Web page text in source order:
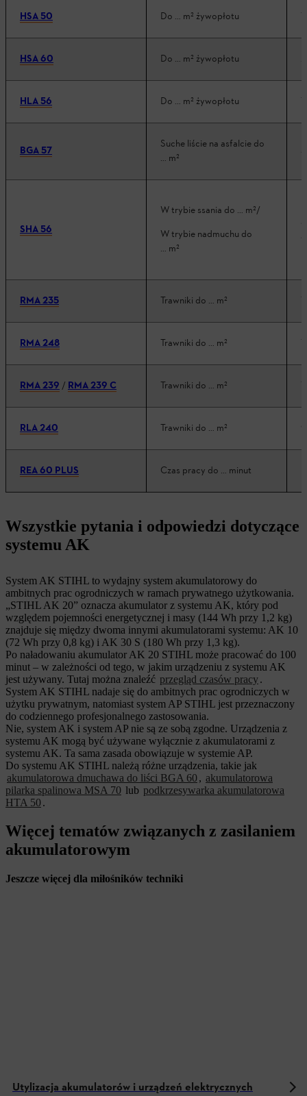
HSA 50 Do … m² żywopłotu
HSA 60 Do … m² żywopłotu
HLA 56 Do … m² żywopłotu
BGA 57
Suche liście na asfalcie do
… m²
SHA 56
W trybie ssania do … m²/
W trybie nadmuchu do
… m²
RMA 235 Trawniki do … m²
RMA 248 Trawniki do … m²
RMA 239 / RMA 239 C Trawniki do … m²
RLA 240 Trawniki do … m²
REA 60 PLUS Czas pracy do … minut
Wszystkie pytania i odpowiedzi dotyczące
systemu AK
System AK STIHL to wydajny system akumulatorowy do
ambitnych prac ogrodniczych w ramach prywatnego użytkowania.
„STIHL AK 20” oznacza akumulator z systemu AK, który pod
względem pojemności energetycznej i masy (144 Wh przy 1,2 kg)
znajduje się między dwoma innymi akumulatorami systemu: AK 10
(72 Wh przy 0,8 kg) i AK 30 S (180 Wh przy 1,3 kg).
Po naładowaniu akumulator AK 20 STIHL może pracować do 100
minut – w zależności od tego, w jakim urządzeniu z systemu AK
jest używany. Tutaj można znaleźć przegląd czasów pracy.
System AK STIHL nadaje się do ambitnych prac ogrodniczych w
użytku prywatnym, natomiast system AP STIHL jest przeznaczony
do codziennego profesjonalnego zastosowania.
Nie, system AK i system AP nie są ze sobą zgodne. Urządzenia z
systemu AK mogą być używane wyłącznie z akumulatorami z
systemu AK. Ta sama zasada obowiązuje w systemie AP.
Do systemu AK STIHL należą różne urządzenia, takie jak
akumulatorowa dmuchawa do liści BGA 60, akumulatorowa
pilarka spalinowa MSA 70 lub podkrzesywarka akumulatorowa
HTA 50.
Więcej tematów związanych z zasilaniem
akumulatorowym
Jeszcze więcej dla miłośników techniki
Utylizacja akumulatorów i urządzeń elektrycznych